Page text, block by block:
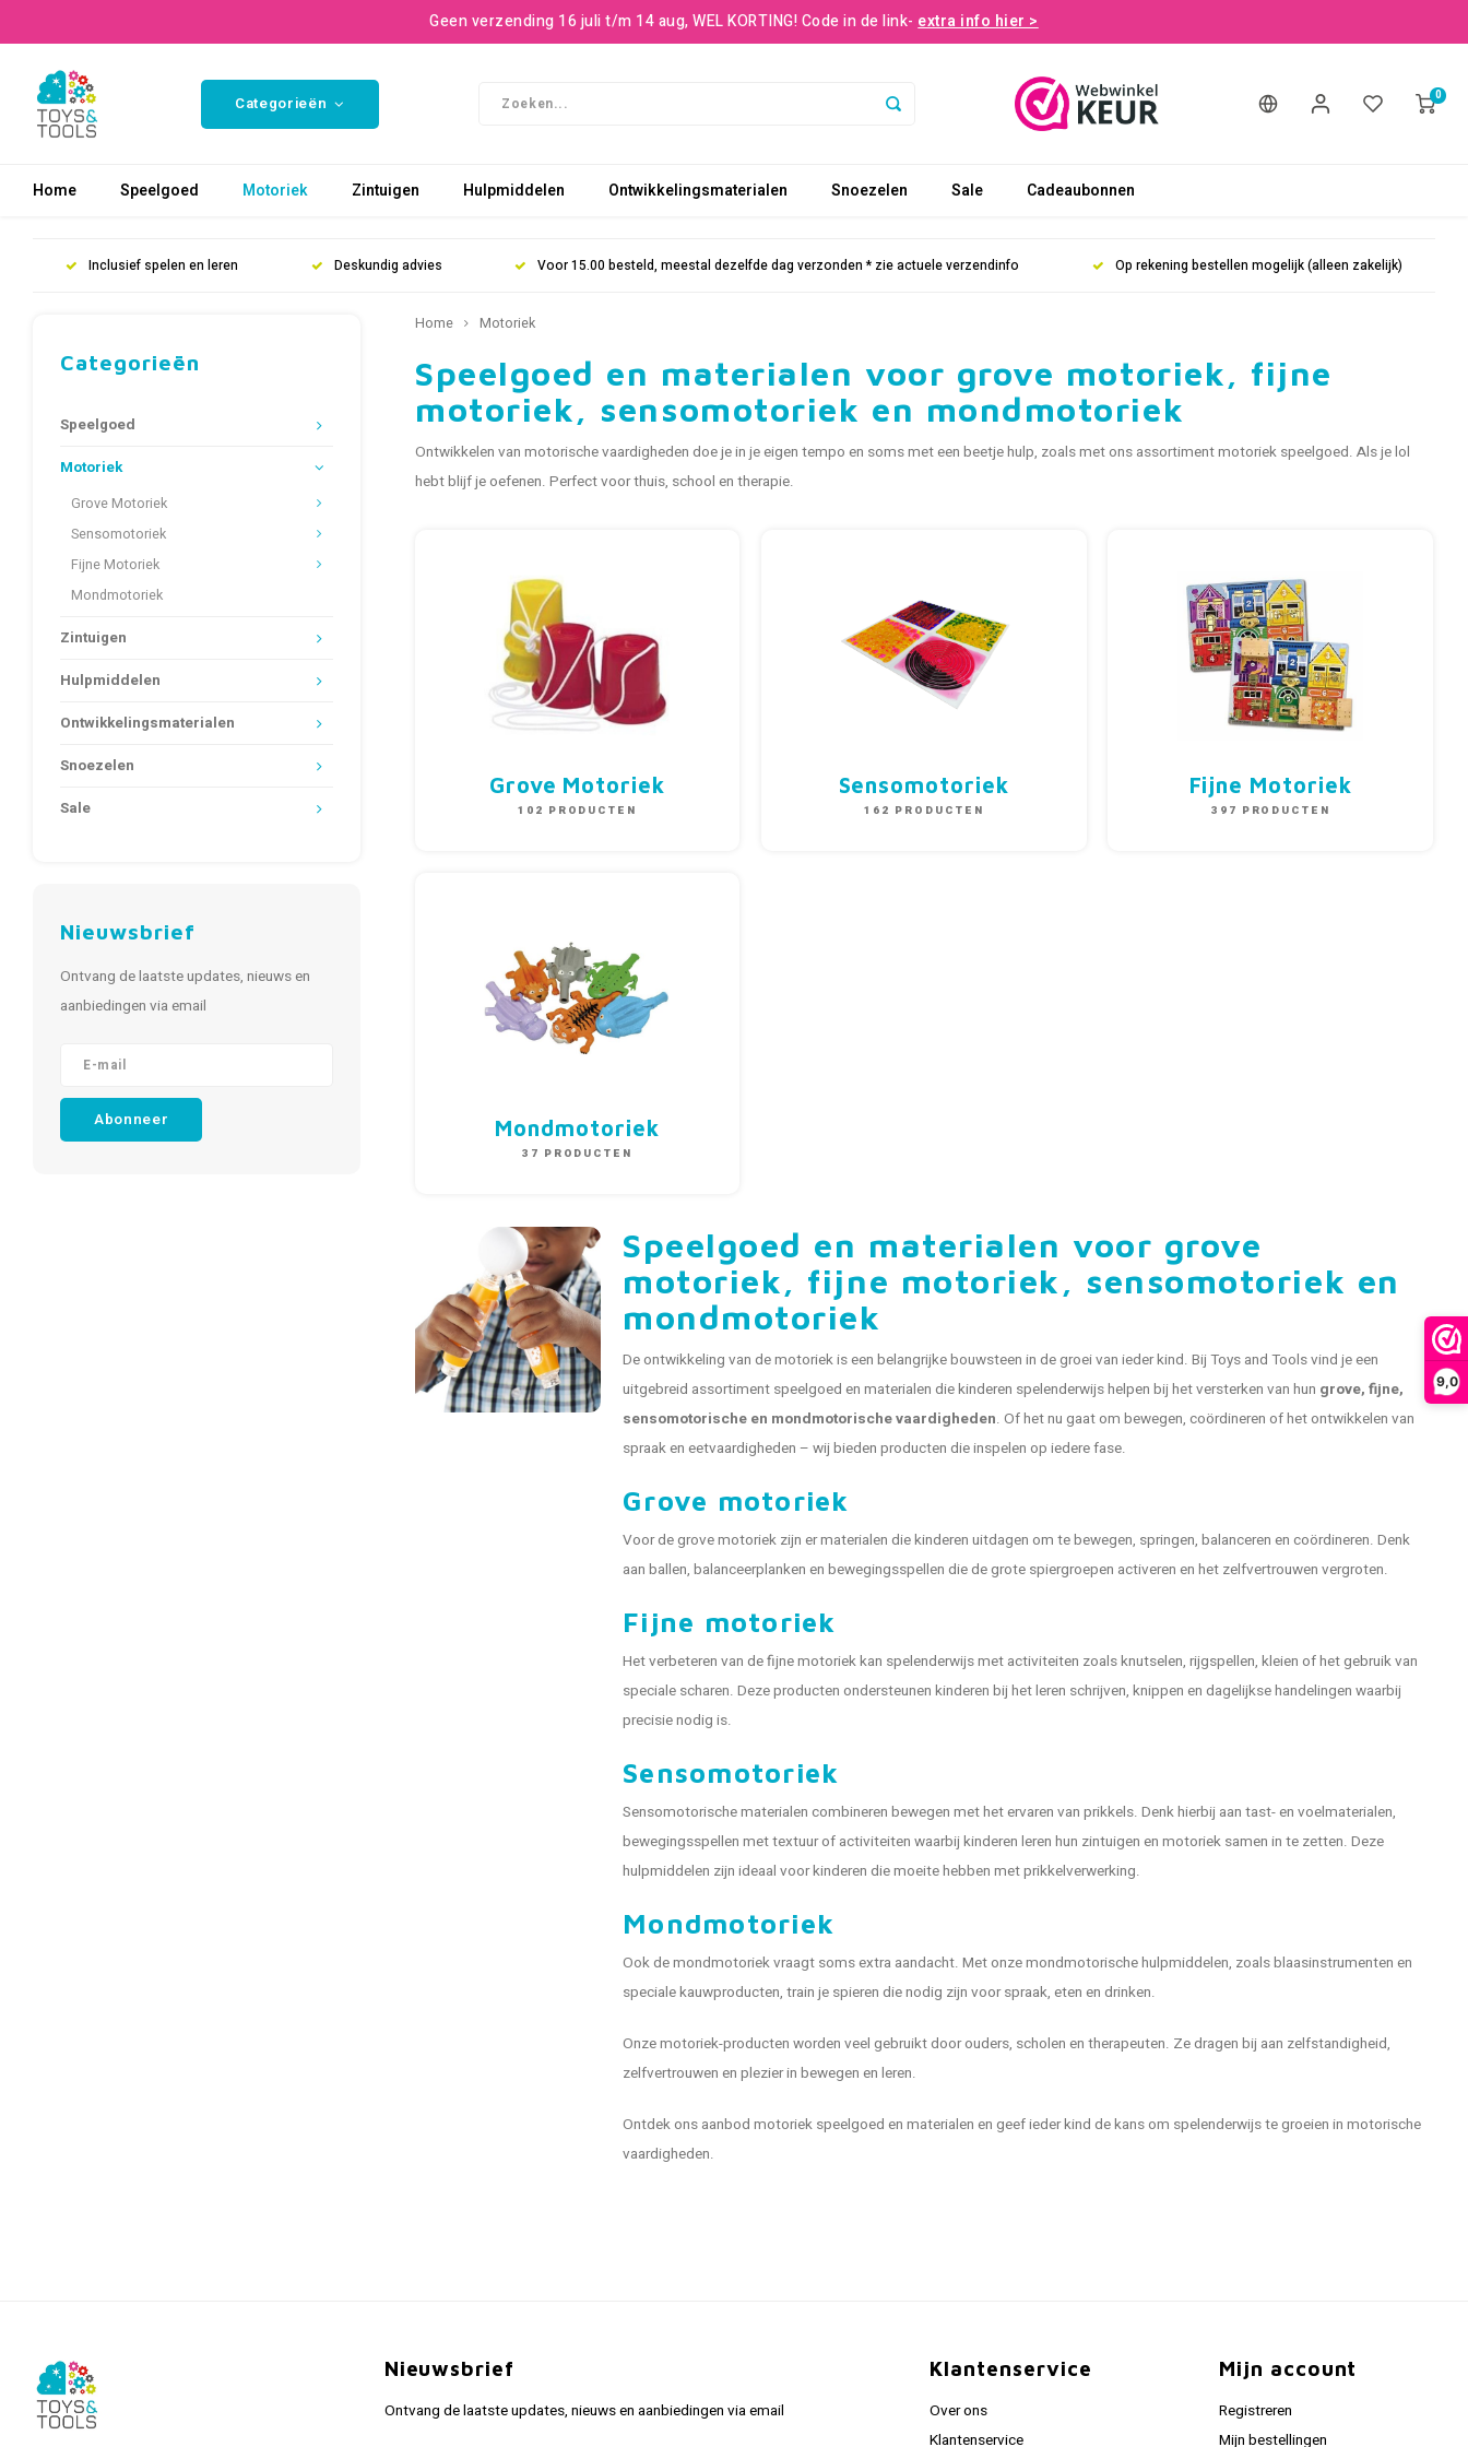
9,0
Geen verzending 16 juli t/m 14 aug, WEL KORTING! Code in de link- extra info hier >
Categorieën 0
Home Speelgoed Motoriek Zintuigen Hulpmiddelen Ontwikkelingsmaterialen Snoezelen Sale Cadeaubonnen
Inclusief spelen en leren Deskundig advies Voor 15.00 besteld, meestal dezelfde dag verzonden * zie actuele verzendinfo Op rekening bestellen mogelijk (alleen zakelijk)
Categorieën
Speelgoed
Motoriek
Grove Motoriek
Sensomotoriek
Fijne Motoriek
Mondmotoriek
Zintuigen
Hulpmiddelen
Ontwikkelingsmaterialen
Snoezelen
Sale
Nieuwsbrief
Ontvang de laatste updates, nieuws en
aanbiedingen via email
Abonneer
Home Motoriek
Speelgoed en materialen voor grove motoriek, fijne
motoriek, sensomotoriek en mondmotoriek
Ontwikkelen van motorische vaardigheden doe je in je eigen tempo en soms met een beetje hulp, zoals met ons assortiment motoriek speelgoed. Als je lol
hebt blijf je oefenen. Perfect voor thuis, school en therapie.
Grove Motoriek
102 PRODUCTEN
Sensomotoriek
162 PRODUCTEN
Fijne Motoriek
397 PRODUCTEN
Mondmotoriek
37 PRODUCTEN
Speelgoed en materialen voor grove
motoriek, fijne motoriek, sensomotoriek en
mondmotoriek
De ontwikkeling van de motoriek is een belangrijke bouwsteen in de groei van ieder kind. Bij Toys and Tools vind je een
uitgebreid assortiment speelgoed en materialen die kinderen spelenderwijs helpen bij het versterken van hun grove, fijne,
sensomotorische en mondmotorische vaardigheden. Of het nu gaat om bewegen, coördineren of het ontwikkelen van
spraak en eetvaardigheden – wij bieden producten die inspelen op iedere fase.
Grove motoriek
Voor de grove motoriek zijn er materialen die kinderen uitdagen om te bewegen, springen, balanceren en coördineren. Denk
aan ballen, balanceerplanken en bewegingsspellen die de grote spiergroepen activeren en het zelfvertrouwen vergroten.
Fijne motoriek
Het verbeteren van de fijne motoriek kan spelenderwijs met activiteiten zoals knutselen, rijgspellen, kleien of het gebruik van
speciale scharen. Deze producten ondersteunen kinderen bij het leren schrijven, knippen en dagelijkse handelingen waarbij
precisie nodig is.
Sensomotoriek
Sensomotorische materialen combineren bewegen met het ervaren van prikkels. Denk hierbij aan tast- en voelmaterialen,
bewegingsspellen met textuur of activiteiten waarbij kinderen leren hun zintuigen en motoriek samen in te zetten. Deze
hulpmiddelen zijn ideaal voor kinderen die moeite hebben met prikkelverwerking.
Mondmotoriek
Ook de mondmotoriek vraagt soms extra aandacht. Met onze mondmotorische hulpmiddelen, zoals blaasinstrumenten en
speciale kauwproducten, train je spieren die nodig zijn voor spraak, eten en drinken.
Onze motoriek-producten worden veel gebruikt door ouders, scholen en therapeuten. Ze dragen bij aan zelfstandigheid,
zelfvertrouwen en plezier in bewegen en leren.
Ontdek ons aanbod motoriek speelgoed en materialen en geef ieder kind de kans om spelenderwijs te groeien in motorische
vaardigheden.
Nieuwsbrief
Ontvang de laatste updates, nieuws en aanbiedingen via email
Klantenservice
Over ons
Klantenservice
Mijn account
Registreren
Mijn bestellingen